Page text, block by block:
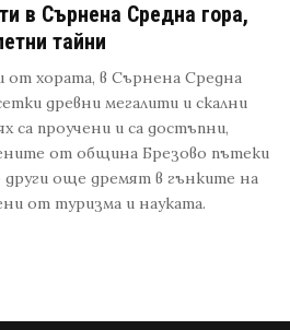
в Сърнена Средна гора,
тайни
от хората, в Сърнена Средна
древни мегалити и скални
са проучени и са достъпни,
от община Брезово пътеки
други още дремят в гънките на
от туризма и науката.